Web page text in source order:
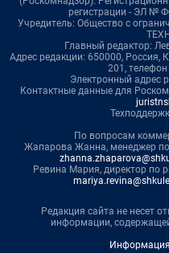
регистрации - ЭЛ №
Учредитель: Общество с
Главный редактор:
Адрес редакции: 650000, Россия,
201,
Электронный адрес
Контактные данные для
По вопросам
Жапарова Жанна, менеджер
Ревина Мария, директор по
Редакция сайта не несет
информации,